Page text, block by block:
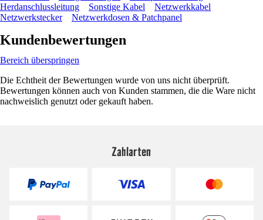
Herdanschlussleitung
Sonstige Kabel
Netzwerkkabel
Netzwerkstecker
Netzwerkdosen & Patchpanel
Kundenbewertungen
Bereich überspringen
Die Echtheit der Bewertungen wurde von uns nicht überprüft.
Bewertungen können auch von Kunden stammen, die die Ware nicht
nachweislich genutzt oder gekauft haben.
Zahlarten